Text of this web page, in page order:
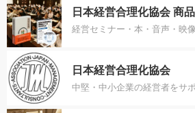
日本経営合理化協会 商
経営セミナー・本・音声・映
日本経営合理化協会
中堅・中小企業の経営者をサ